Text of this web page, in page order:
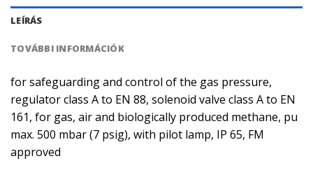
LEÍRÁS
TOVÁBBI INFORMÁCIÓK
for safeguarding and control of the gas pressure,
regulator class A to EN 88, solenoid valve class A to EN
161, for gas, air and biologically produced methane, pu
max. 500 mbar (7 psig), with pilot lamp, IP 65, FM
approved